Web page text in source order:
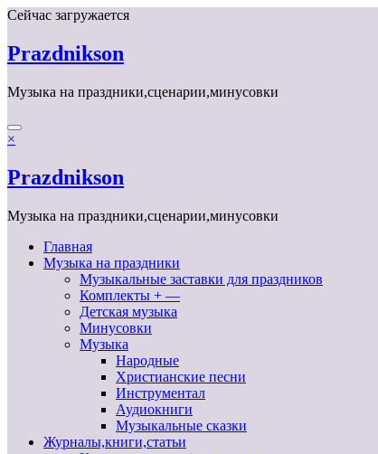
Перейти
содержимому
Сейчас загружается
Prazdnikson
Музыка на праздники,сценарии,минусовки
×
Prazdnikson
Музыка на праздники,сценарии,минусовки
Главная
Музыка на праздники
Музыкальные заставки для праздников
Комплекты + —
Детская музыка
Минусовки
Музыка
Народные
Христианские песни
Инструментал
Аудиокниги
Музыкальные сказки
Журналы,книги,статьи